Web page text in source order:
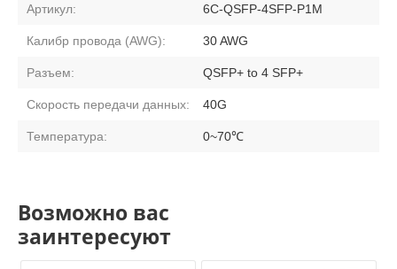
Артикул: 6C-QSFP-4SFP-P1M
Калибр провода (AWG): 30 AWG
Разъем: QSFP+ to 4 SFP+
Скорость передачи данных: 40G
Температура: 0~70℃
Возможно вас
заинтересуют